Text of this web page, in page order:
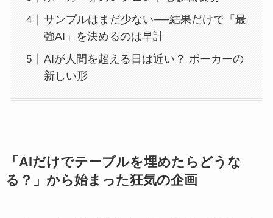
サンプルはまだ少ない──結果だけで「最
強AI」を決めるのは早計
AIが人間を超える日は近い？ ポーカーの
新しい形
「AIだけでテーブルを埋めたらどうな
る？」から始まった狂気の企画